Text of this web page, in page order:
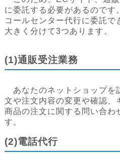
に委託する必要があるのです。
コールセンター代行に委託で
大きく分けて3つあります。
(1)通販受注業務
あなたのネットショップを
文や注文内容の変更や確認、
商品の注文に関する問い合わ
す。
(2)電話代行